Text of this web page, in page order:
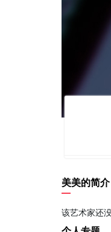
美美的简介
该艺术家还